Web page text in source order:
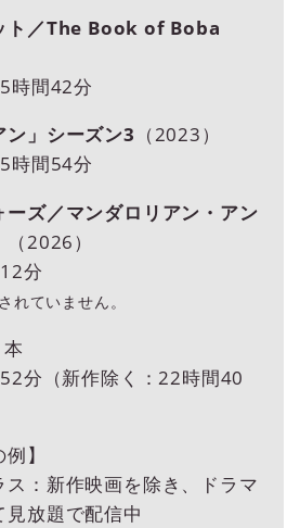
ト／The Book of Boba
時間42分
ン」シーズン3 （2023）
時間54分
ーズ／マンダロリアン・アン
（2026）
分
れていません。
分（新作除く：22時間40
】
ス：新作映画を除き、ドラマ
放題で配信中